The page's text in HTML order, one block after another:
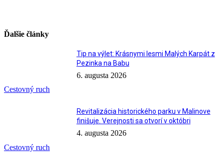
Ďalšie články
Cestovný ruch
Tip na výlet: Krásnymi lesmi Malých Karpát z
Pezinka na Babu
6. augusta 2026
Cestovný ruch
Revitalizácia historického parku v Malinove
finišuje. Verejnosti sa otvorí v októbri
4. augusta 2026